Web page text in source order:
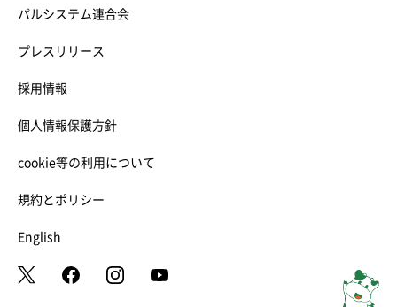
パルシステム連合会
プレスリリース
採用情報
個人情報保護方針
cookie等の利用について
規約とポリシー
English